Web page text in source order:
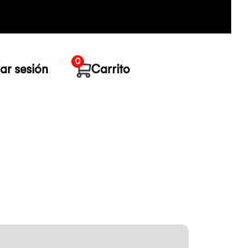
sesión Carrito
0